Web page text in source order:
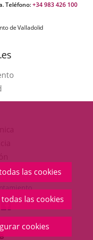
las cookies
todas las cookies
cookies
Teléfono:+34 983 426 100
de Valladolid
aplicación
externa.
ENLACE
A
UNA